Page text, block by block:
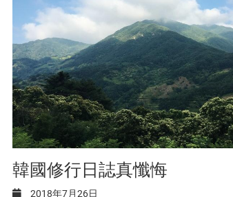
韓國修行日誌真懺悔
2018年7月26日